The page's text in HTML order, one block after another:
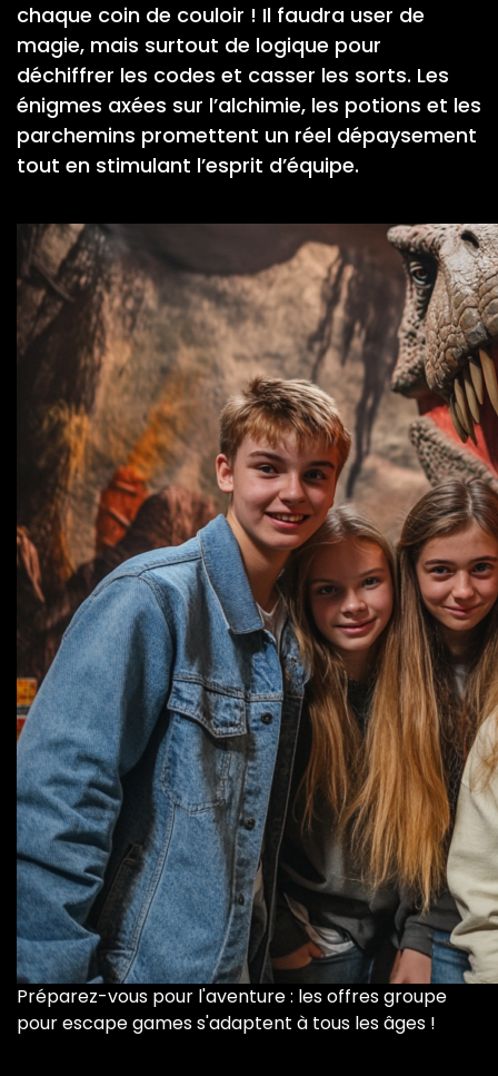
chaque coin de couloir ! Il faudra user de
magie, mais surtout de logique pour
déchiffrer les codes et casser les sorts. Les
énigmes axées sur l’alchimie, les potions et les
parchemins promettent un réel dépaysement
tout en stimulant l’esprit d’équipe.
Préparez-vous pour l'aventure : les offres groupe
pour escape games s'adaptent à tous les âges !